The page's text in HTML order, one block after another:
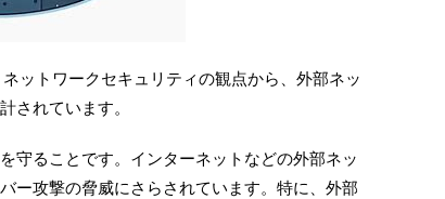
ットワークセキュリティの観点から、外部ネッ
されています。
守ることです。インターネットなどの外部ネッ
ー攻撃の脅威にさらされています。特に、外部